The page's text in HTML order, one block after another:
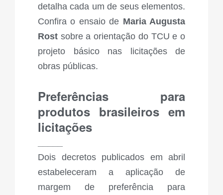
detalha cada um de seus elementos.
Confira o ensaio de Maria Augusta
Rost sobre a orientação do TCU e o
projeto básico nas licitações de
obras públicas.
Preferências para
produtos brasileiros em
licitações
Dois decretos publicados em abril
estabeleceram a aplicação de
margem de preferência para